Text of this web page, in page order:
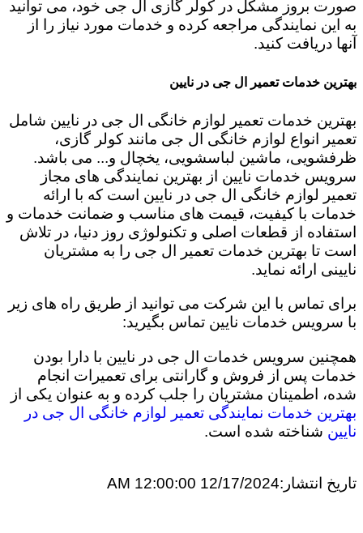
صورت بروز مشکل در کولر گازی ال جی خود، می توانید
به این نمایندگی مراجعه کرده و خدمات مورد نیاز را از
آنها دریافت کنید.
بهترین خدمات تعمیر ال جی در نایین
بهترین خدمات تعمیر لوازم خانگی ال جی در نایین شامل
تعمیر انواع لوازم خانگی ال جی مانند کولر گازی،
ظرفشویی، ماشین لباسشویی، یخچال و... می باشد.
سرویس خدمات نایین از بهترین نمایندگی های مجاز
تعمیر لوازم خانگی ال جی در نایین است که با ارائه
خدمات با کیفیت، قیمت های مناسب و ضمانت خدمات و
استفاده از قطعات اصلی و تکنولوژی روز دنیا، در تلاش
است تا بهترین خدمات تعمیر ال جی را به مشتریان
نایینی ارائه نماید.
برای تماس با این شرکت می توانید از طریق راه های زیر
با سرویس خدمات نایین تماس بگیرید:
همچنین سرویس خدمات ال جی در نایین با دارا بودن
خدمات پس از فروش و گارانتی برای تعمیرات انجام
شده، اطمینان مشتریان را جلب کرده و به عنوان یکی از
بهترین خدمات نمایندگی تعمیر لوازم خانگی ال جی در
نایین شناخته شده است.
تاریخ انتشار:12/17/2024 12:00:00 AM